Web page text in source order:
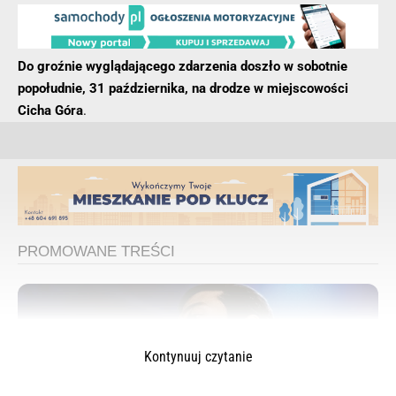
Do groźnie wyglądającego zdarzenia doszło w sobotnie
popołudnie, 31 października, na drodze w miejscowości
Cicha Góra.
Kontynuuj czytanie